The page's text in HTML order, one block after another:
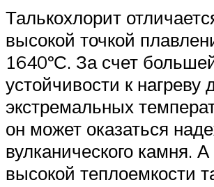
Талькохлорит
высокой точкой
1640ºС. За счет
устойчивости к нагреву
экстремальных
он может оказаться
вулканического камня.
высокой теплоемкости